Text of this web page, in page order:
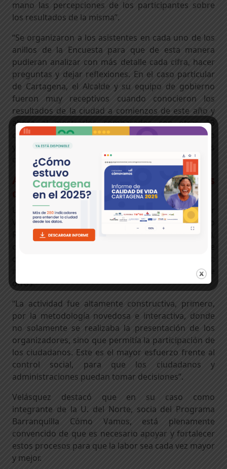
mano las percepciones de los participantes sobre
los resultados de la misma”.
“Se organizaron a los asistentes en cada uno de los
anillos de la Encuesta para que de esta manera
pudieran analizar con más detalle cada cifra, hacer
preguntas y dejar reflexiones. En el caso particular
de Cartagena, el Alcalde y su equipo de gobierno
fueron muy receptivos cuando conocieron los
resultados de la ciudad a comienzos de este año y
ahora al mostrarlos comparados con otras 13
ciudades, les da un panorama mucho más completo
y les permite buscar modelos exitosos en otras
ciudades en temas en los que se deba mejorar”.
Academia, articulada a los procesos
de RCCCV
Uno de los invitados al encuentro fue Carlos Javier
Velásquez, Director del Centro de Estudios Urbano
Regionales de la Universidad del Norte (Urbanum),
movilidad, medio ambiente y espacio público, entre
otros.
“La actividad fue altamente constructiva, primero,
por la metodología novedosa e interactiva, donde
no solamente se realizaba la presentación de los
organizadores, sino que permitía la participación de
los ciudadanos. Este es el mayor esfuerzo frente al
control social, para que los ciudadanos y
administraciones puedan tomar decisiones”.
Velásquez destacó que en su caso como
integrante de la U. del Norte, socia del Programa
Barranquilla Cómo Vamos, está plenamente
convencido de que es necesario apoyar y fortalecer
estos procesos para que la labor sea cada vez mayor
y mejor.